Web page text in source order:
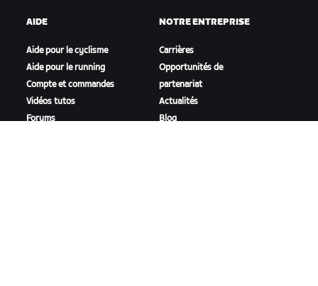
AIDE
Aide pour le cyclisme
Aide pour le running
Compte et commandes
Vidéos tutos
Forums
NOTRE ENTREPRISE
Carrières
Opportunités de
partenariat
Actualités
Blog